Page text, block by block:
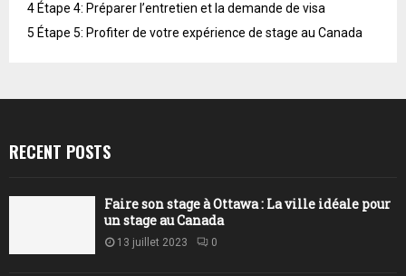
4 Étape 4: Préparer l’entretien et la demande de visa
5 Étape 5: Profiter de votre expérience de stage au Canada
RECENT POSTS
Faire son stage à Ottawa : La ville idéale pour
un stage au Canada
13 juillet 2023 0